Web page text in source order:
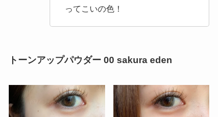
ってこいの色！
トーンアップパウダー 00 sakura eden